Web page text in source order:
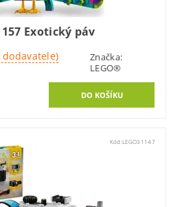
Exotický páv
Značka:
LEGO®
Kód:LEGO31147